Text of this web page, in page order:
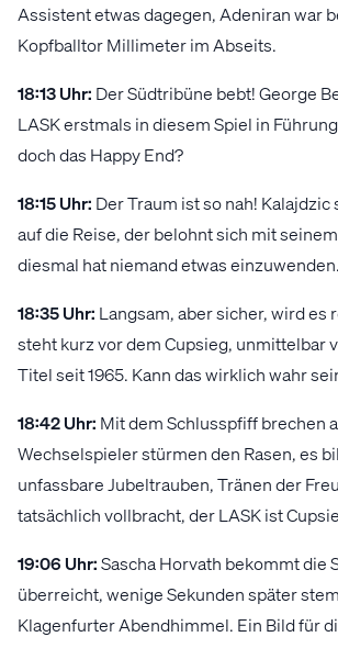
Assistent etwas dagegen, Adeniran war
Kopfballtor Millimeter im Abseits.
18:13 Uhr: Der Südtribüne bebt! George
LASK erstmals in diesem Spiel in
doch das Happy End?
18:15 Uhr: Der Traum ist so nah!
auf die Reise, der belohnt sich mit
diesmal hat niemand etwas
18:35 Uhr: Langsam, aber sicher, wird es
steht kurz vor dem Cupsieg, unmittelbar
Titel seit 1965. Kann das wirklich wahr
18:42 Uhr: Mit dem Schlusspfiff brechen
Wechselspieler stürmen den Rasen, es
unfassbare Jubeltrauben, Tränen der
tatsächlich vollbracht, der LASK ist
19:06 Uhr:Sascha Horvath bekommt die
überreicht, wenige Sekunden später
Klagenfurter Abendhimmel. Ein Bild für